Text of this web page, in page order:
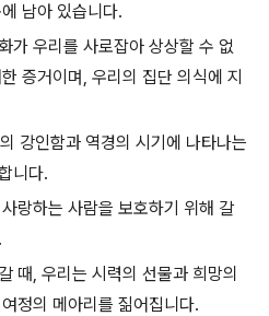
남아 있습니다.
가 우리를 사로잡아 상상할 수 없
증거이며, 우리의 집단 의식에 지
강인함과 역경의 시기에 나타나는
니다.
랑하는 사람을 보호하기 위해 갈
때, 우리는 시력의 선물과 희망의
정의 메아리를 짊어집니다.